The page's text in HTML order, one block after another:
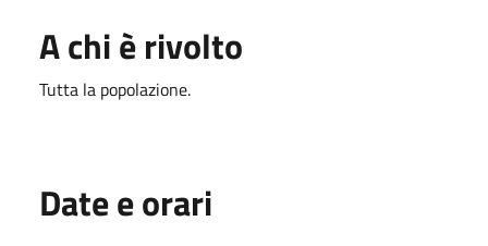
A chi è rivolto
Tutta la popolazione.
Date e orari